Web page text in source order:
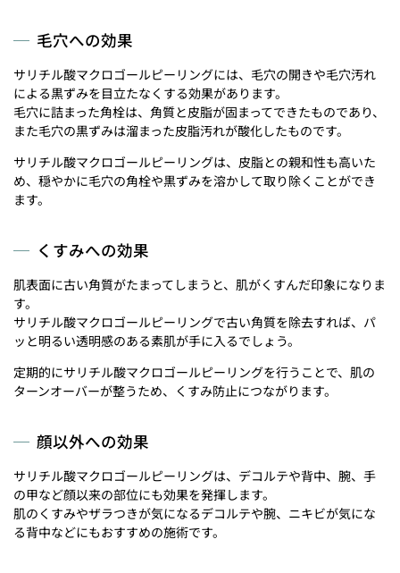
毛穴への効果
サリチル酸マクロゴールピーリングには、毛穴の開きや毛穴汚れ
による黒ずみを目立たなくする効果があります。
毛穴に詰まった角栓は、角質と皮脂が固まってできたものであり、
また毛穴の黒ずみは溜まった皮脂汚れが酸化したものです。
サリチル酸マクロゴールピーリングは、皮脂との親和性も高いた
め、穏やかに毛穴の角栓や黒ずみを溶かして取り除くことができ
ます。
くすみへの効果
肌表面に古い角質がたまってしまうと、肌がくすんだ印象になりま
す。
サリチル酸マクロゴールピーリングで古い角質を除去すれば、パ
ッと明るい透明感のある素肌が手に入るでしょう。
定期的にサリチル酸マクロゴールピーリングを行うことで、肌の
ターンオーバーが整うため、くすみ防止につながります。
顔以外への効果
サリチル酸マクロゴールピーリングは、デコルテや背中、腕、手
の甲など顔以来の部位にも効果を発揮します。
肌のくすみやザラつきが気になるデコルテや腕、ニキビが気にな
る背中などにもおすすめの施術です。